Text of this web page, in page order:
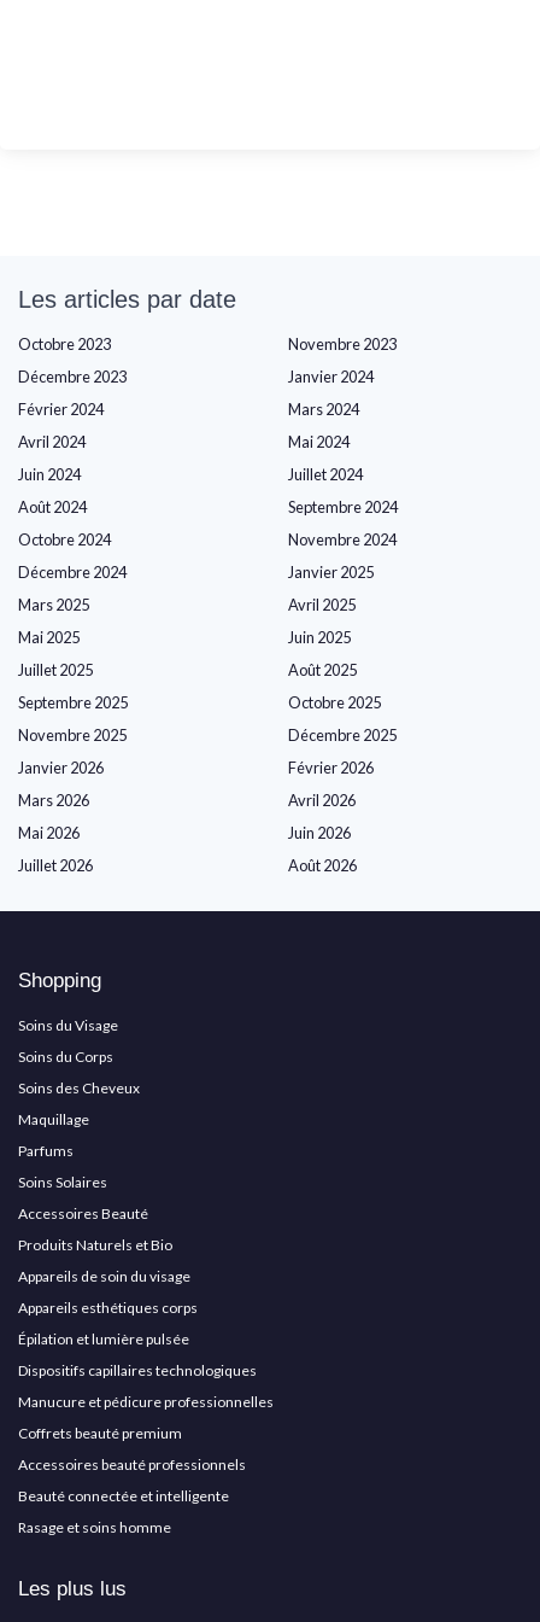
Les articles par date
Octobre 2023
Novembre 2023
Décembre 2023
Janvier 2024
Février 2024
Mars 2024
Avril 2024
Mai 2024
Juin 2024
Juillet 2024
Août 2024
Septembre 2024
Octobre 2024
Novembre 2024
Décembre 2024
Janvier 2025
Mars 2025
Avril 2025
Mai 2025
Juin 2025
Juillet 2025
Août 2025
Septembre 2025
Octobre 2025
Novembre 2025
Décembre 2025
Janvier 2026
Février 2026
Mars 2026
Avril 2026
Mai 2026
Juin 2026
Juillet 2026
Août 2026
Shopping
Soins du Visage
Soins du Corps
Soins des Cheveux
Maquillage
Parfums
Soins Solaires
Accessoires Beauté
Produits Naturels et Bio
Appareils de soin du visage
Appareils esthétiques corps
Épilation et lumière pulsée
Dispositifs capillaires technologiques
Manucure et pédicure professionnelles
Coffrets beauté premium
Accessoires beauté professionnels
Beauté connectée et intelligente
Rasage et soins homme
Les plus lus